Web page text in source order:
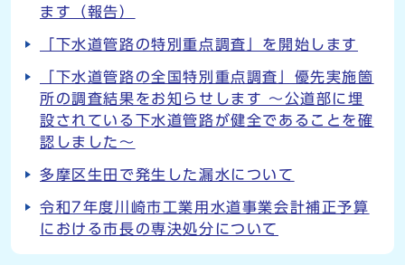
ます（報告）
「下水道管路の特別重点調査」を開始します
「下水道管路の全国特別重点調査」優先実施箇
所の調査結果をお知らせします ～公道部に埋
設されている下水道管路が健全であることを確
認しました～
多摩区生田で発生した漏水について
令和7年度川崎市工業用水道事業会計補正予算
における市長の専決処分について